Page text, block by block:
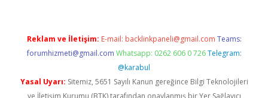
Reklam ve İletişim: E-mail: backlinkpaneli@gmail.com Teams:
forumhizmeti@gmail.com Whatsapp: 0262 606 0 726 Telegram:
@karabul
Yasal Uyarı: Sitemiz, 5651 Sayılı Kanun gereğince Bilgi Teknolojileri
ve İletişim Kurumu (BTK) tarafından onaylanmış bir Yer Sağlayıcı